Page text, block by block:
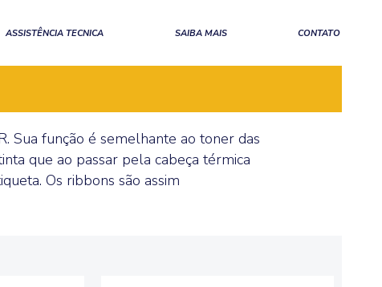
ASSISTÊNCIA TECNICA SAIBA MAIS CONTATO
Sua função é semelhante ao toner das
que ao passar pela cabeça térmica
Os ribbons são assim